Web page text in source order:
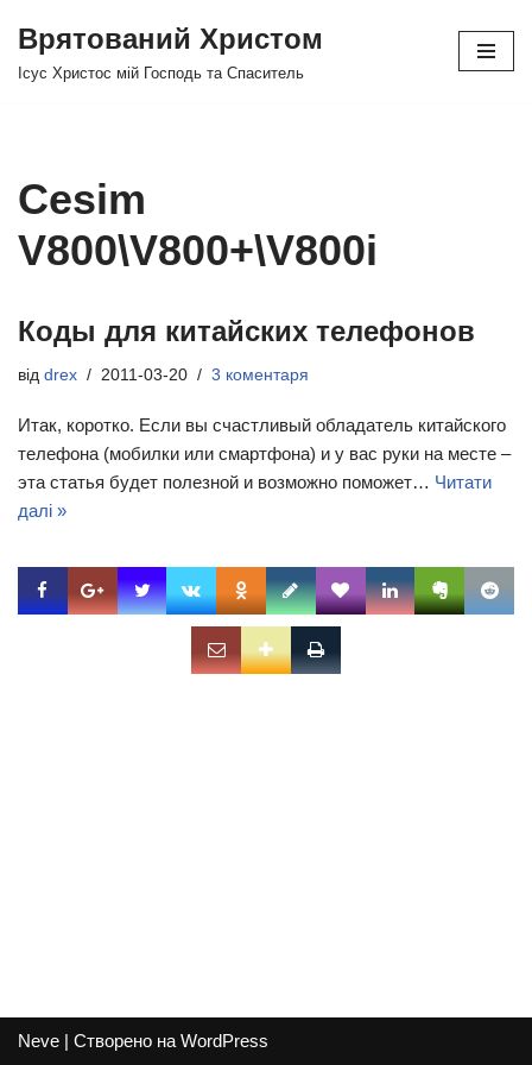
Перейти
Врятований Христом
Ісус Христос мій Господь та Спаситель
Cesim
V800\V800+\V800i
Коды для китайских телефонов
від drex 2011-03-20 3 коментаря
Итак, коротко. Если вы счастливый обладатель китайского
телефона (мобилки или смартфона) и у вас руки на месте –
эта статья будет полезной и возможно поможет… Читати
далі »
Neve | Створено на WordPress